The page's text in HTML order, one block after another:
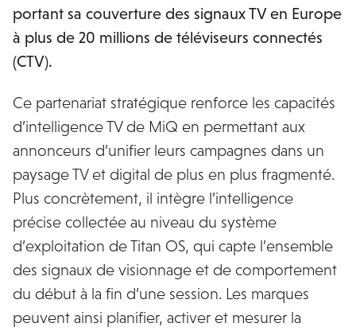
portant sa couverture des signaux TV en Europe
à plus de 20 millions de téléviseurs connectés
(CTV).
Ce partenariat stratégique renforce les capacités
d’intelligence TV de MiQ en permettant aux
annonceurs d’unifier leurs campagnes dans un
paysage TV et digital de plus en plus fragmenté.
Plus concrètement, il intègre l’intelligence
précise collectée au niveau du système
d’exploitation de Titan OS, qui capte l’ensemble
des signaux de visionnage et de comportement
du début à la fin d’une session. Les marques
peuvent ainsi planifier, activer et mesurer la